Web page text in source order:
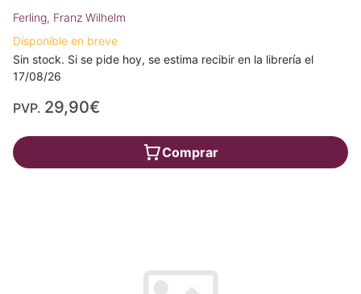
Ferling, Franz Wilhelm
Disponible en breve
Sin stock. Si se pide hoy, se estima recibir en la librería el
17/08/26
PVP. 29,90€
Comprar